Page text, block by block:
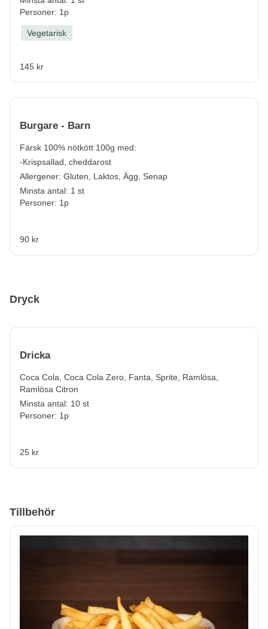
Personer: 1p
Vegetarisk
145 kr
Burgare - Barn
Färsk 100% nötkött 100g med:
-Krispsallad, cheddarost
Allergener: Gluten, Laktos, Ägg, Senap
Minsta antal: 1 st
Personer: 1p
90 kr
Dryck
Dricka
Coca Cola, Coca Cola Zero, Fanta, Sprite, Ramlösa,
Ramlösa Citron
Minsta antal: 10 st
Personer: 1p
25 kr
Tillbehör